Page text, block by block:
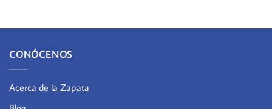
CONÓCENOS
Acerca de la Zapata